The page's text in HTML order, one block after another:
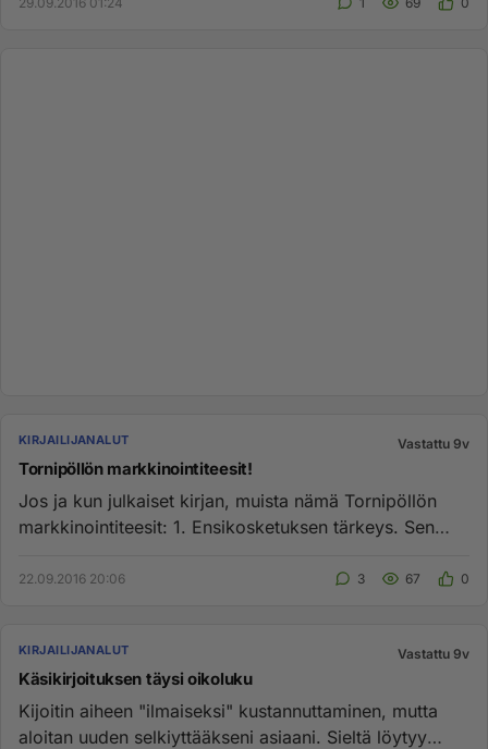
KIRJAILIJANALUT Vastattu 9v
Tornipöllön markkinointiteesit!
Jos ja kun julkaiset kirjan, muista nämä Tornipöllön
markkinointiteesit: 1. Ensikosketuksen tärkeys. Sen
22.09.2016 20:06 3 67 0
KIRJAILIJANALUT Vastattu 9v
Käsikirjoituksen täysi oikoluku
Kijoitin aiheen "ilmaiseksi" kustannuttaminen, mutta
aloitan uuden selkiyttääkseni asiaani. Sieltä löytyy